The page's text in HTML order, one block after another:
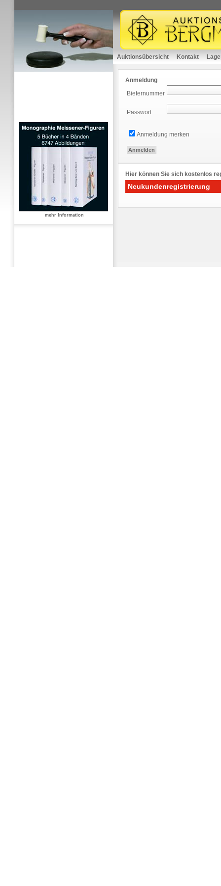
mehr Information
Auktionsübersicht Kontakt
Anmeldung
Bieternummer
Passwort
Anmeldung merken
Hier können Sie sich kostenlos
Neukundenregistrierung